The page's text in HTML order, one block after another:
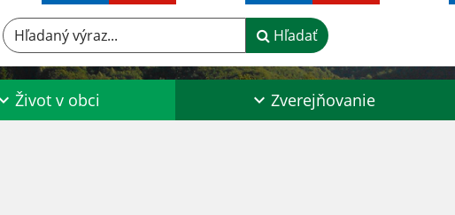
Hľadaný výraz... Hľadať
Život v obci Zverejňovanie